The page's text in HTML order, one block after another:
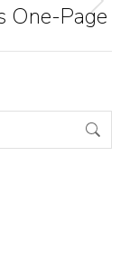
One-Page